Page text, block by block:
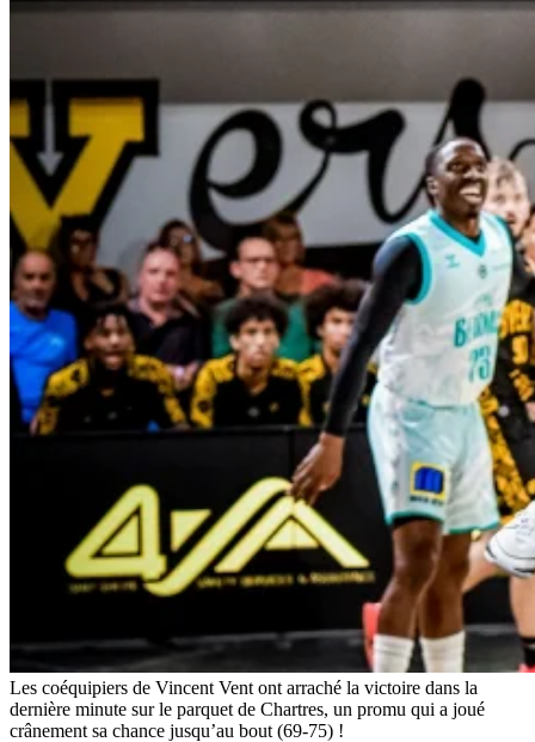
Les coéquipiers de Vincent Vent ont arraché la victoire dans la
dernière minute sur le parquet de Chartres, un promu qui a joué
crânement sa chance jusqu’au bout (69-75) !